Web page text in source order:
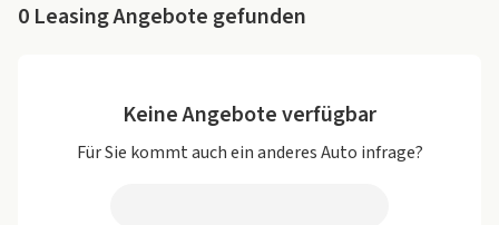
0 Leasing Angebote gefunden
Keine Angebote verfügbar
Für Sie kommt auch ein anderes Auto infrage?